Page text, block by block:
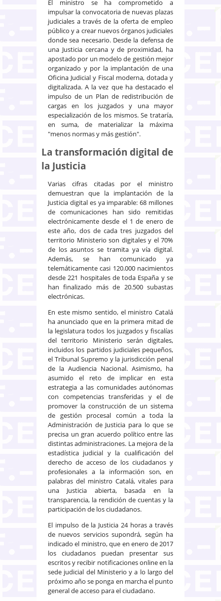
El ministro se ha comprometido a
impulsar la convocatoria de nuevas plazas
judiciales a través de la oferta de empleo
público y a crear nuevos órganos judiciales
donde sea necesario. Desde la defensa de
una Justicia cercana y de proximidad, ha
apostado por un modelo de gestión mejor
organizado y por la implantación de una
Oficina Judicial y Fiscal moderna, dotada y
digitalizada. A la vez que ha destacado el
impulso de un Plan de redistribución de
cargas en los juzgados y una mayor
especialización de los mismos. Se trataría,
en suma, de materializar la máxima
"menos normas y más gestión".
La transformación digital de
la Justicia
Varias cifras citadas por el ministro
demuestran que la implantación de la
Justicia digital es ya imparable: 68 millones
de comunicaciones han sido remitidas
electrónicamente desde el 1 de enero de
este año, dos de cada tres juzgados del
territorio Ministerio son digitales y el 70%
de los asuntos se tramita ya vía digital.
Además, se han comunicado ya
telemáticamente casi 120.000 nacimientos
desde 221 hospitales de toda España y se
han finalizado más de 20.500 subastas
electrónicas.
En este mismo sentido, el ministro Catalá
ha anunciado que en la primera mitad de
la legislatura todos los juzgados y fiscalías
del territorio Ministerio serán digitales,
incluidos los partidos judiciales pequeños,
el Tribunal Supremo y la jurisdicción penal
de la Audiencia Nacional. Asimismo, ha
asumido el reto de implicar en esta
estrategia a las comunidades autónomas
con competencias transferidas y el de
promover la construcción de un sistema
de gestión procesal común a toda la
Administración de Justicia para lo que se
precisa un gran acuerdo político entre las
distintas administraciones. La mejora de la
estadística judicial y la cualificación del
derecho de acceso de los ciudadanos y
profesionales a la información son, en
palabras del ministro Catalá, vitales para
una Justicia abierta, basada en la
transparencia, la rendición de cuentas y la
participación de los ciudadanos.
El impulso de la Justicia 24 horas a través
de nuevos servicios supondrá, según ha
indicado el ministro, que en enero de 2017
los ciudadanos puedan presentar sus
escritos y recibir notificaciones online en la
sede judicial del Ministerio y a lo largo del
próximo año se ponga en marcha el punto
general de acceso para el ciudadano.